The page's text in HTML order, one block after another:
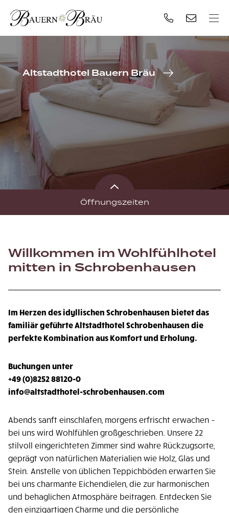
Altstadthotel Bauern Bräu
Öffnungszeiten
Willkommen im Wohlfühlhotel
mitten in Schrobenhausen
Im Herzen des idyllischen Schrobenhausen bietet das
familiär geführte Altstadthotel Schrobenhausen die
perfekte Kombination aus Komfort und Erholung.
Buchungen unter
+49 (0)8252 88120-0
info@altstadthotel-schrobenhausen.com
Abends sanft einschlafen, morgens erfrischt erwachen –
bei uns wird Wohlfühlen großgeschrieben. Unsere 22
stilvoll eingerichteten Zimmer sind wahre Rückzugsorte,
geprägt von natürlichen Materialien wie Holz, Glas und
Stein. Anstelle von üblichen Teppichböden erwarten Sie
bei uns charmante Eichendielen, die zur harmonischen
und behaglichen Atmosphäre beitragen. Entdecken Sie
den einzigartigen Charme und die persönliche